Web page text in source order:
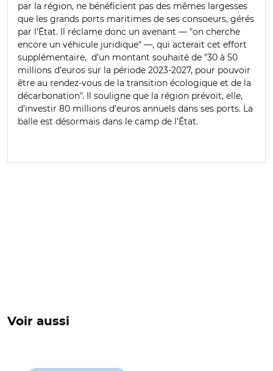
par la région, ne bénéficient pas des mêmes largesses
que les grands ports maritimes de ses consoeurs, gérés
par l’État. Il réclame donc un avenant — "on cherche
encore un véhicule juridique" —, qui acterait cet effort
supplémentaire, d’un montant souhaité de "30 à 50
millions d’euros sur la période 2023-2027, pour pouvoir
être au rendez-vous de la transition écologique et de la
décarbonation". Il souligne que la région prévoit, elle,
d’investir 80 millions d’euros annuels dans ses ports. La
balle est désormais dans le camp de l’État.
Voir aussi